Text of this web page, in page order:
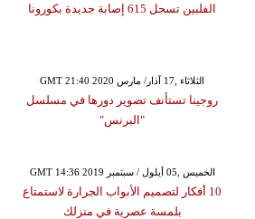
الفلبين تسجل 615 إصابة جديدة بكورونا
GMT 21:40 2020 الثلاثاء ,17 آذار/ مارس
روجينا تستأنف تصوير دورها في مسلسل
"البرنس"
GMT 14:36 2019 الخميس ,05 أيلول / سبتمبر
10 أفكار لتصميم الأبواب الجرارة لاستمتاع
بلمسة عصرية في منزلك